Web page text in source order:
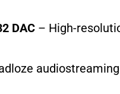
DAC – High-